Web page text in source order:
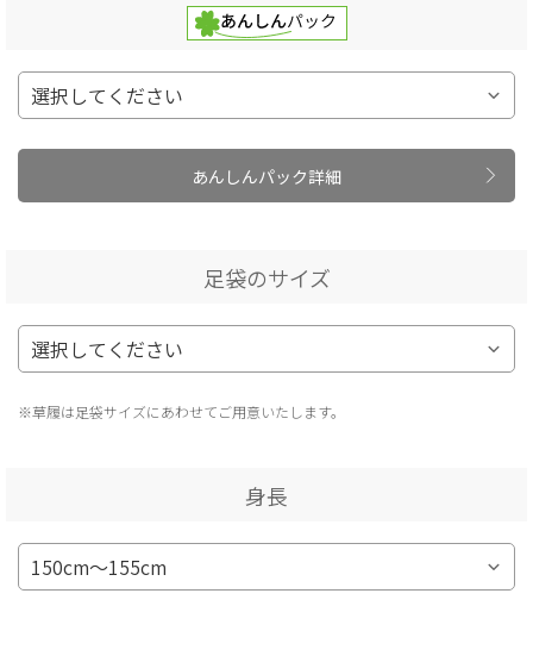
あんしんパック詳細
足袋のサイズ
※草履は足袋サイズにあわせてご用意いたします。
身長